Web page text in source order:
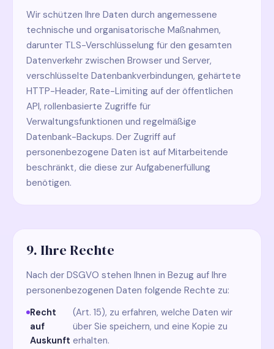
Wir schützen Ihre Daten durch angemessene
technische und organisatorische Maßnahmen,
darunter TLS-Verschlüsselung für den gesamten
Datenverkehr zwischen Browser und Server,
verschlüsselte Datenbankverbindungen, gehärtete
HTTP-Header, Rate-Limiting auf der öffentlichen
API, rollenbasierte Zugriffe für
Verwaltungsfunktionen und regelmäßige
Datenbank-Backups. Der Zugriff auf
personenbezogene Daten ist auf Mitarbeitende
beschränkt, die diese zur Aufgabenerfüllung
benötigen.
9. Ihre Rechte
Nach der DSGVO stehen Ihnen in Bezug auf Ihre
personenbezogenen Daten folgende Rechte zu:
Recht
auf
Auskunft
(Art. 15), zu erfahren, welche Daten wir
über Sie speichern, und eine Kopie zu
erhalten.